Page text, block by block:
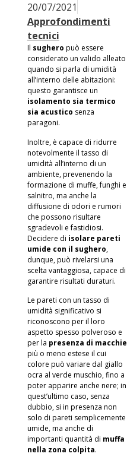
20/07/2021
Approfondimenti
tecnici
Il sughero può essere
considerato un valido alleato
quando si parla di umidità
all’interno delle abitazioni:
questo garantisce un
isolamento sia termico
sia acustico senza
paragoni.
Inoltre, è capace di ridurre
notevolmente il tasso di
umidità all’interno di un
ambiente, prevenendo la
formazione di muffe, funghi e
salnitro, ma anche la
diffusione di odori e rumori
che possono risultare
sgradevoli e fastidiosi.
Decidere di isolare pareti
umide con il sughero,
dunque, può rivelarsi una
scelta vantaggiosa, capace di
garantire risultati duraturi.
Le pareti con un tasso di
umidità significativo si
riconoscono per il loro
aspetto spesso polveroso e
per la presenza di macchie
più o meno estese il cui
colore può variare dal giallo
ocra al verde muschio, fino a
poter apparire anche nere; in
quest’ultimo caso, senza
dubbio, si in presenza non
solo di pareti semplicemente
umide, ma anche di
importanti quantità di muffa
nella zona colpita.